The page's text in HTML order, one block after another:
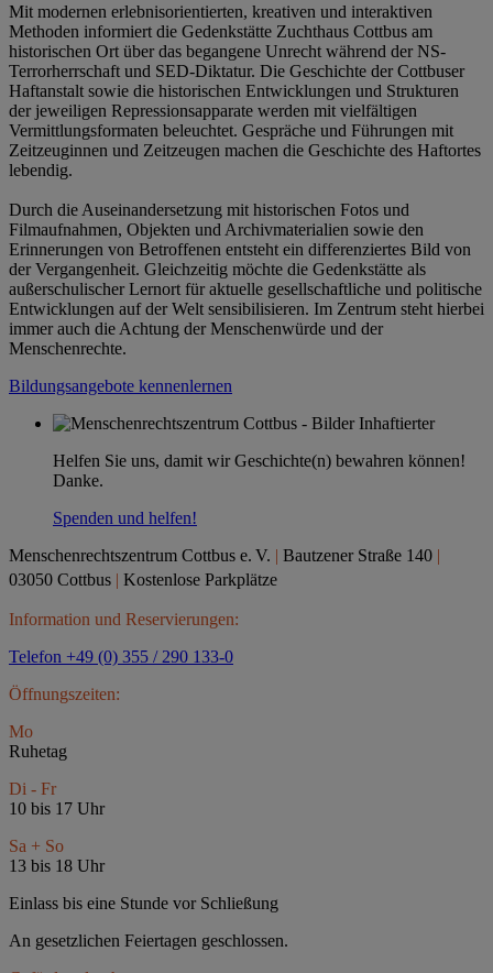
Mit modernen erlebnisorientierten, kreativen und interaktiven
Methoden informiert die Gedenkstätte Zuchthaus Cottbus am
historischen Ort über das begangene Unrecht während der NS-
Terrorherrschaft und SED-Diktatur. Die Geschichte der Cottbuser
Haftanstalt sowie die historischen Entwicklungen und Strukturen
der jeweiligen Repressionsapparate werden mit vielfältigen
Vermittlungsformaten beleuchtet. Gespräche und Führungen mit
Zeitzeuginnen und Zeitzeugen machen die Geschichte des Haftortes
lebendig.
Durch die Auseinandersetzung mit historischen Fotos und
Filmaufnahmen, Objekten und Archivmaterialien sowie den
Erinnerungen von Betroffenen entsteht ein differenziertes Bild von
der Vergangenheit. Gleichzeitig möchte die Gedenkstätte als
außerschulischer Lernort für aktuelle gesellschaftliche und politische
Entwicklungen auf der Welt sensibilisieren. Im Zentrum steht hierbei
immer auch die Achtung der Menschenwürde und der
Menschenrechte.
Bildungsangebote kennenlernen
Helfen Sie uns, damit wir Geschichte(n) bewahren können!
Danke.
Spenden und helfen!
Menschenrechtszentrum Cottbus e. V. | Bautzener Straße 140 |
03050 Cottbus | Kostenlose Parkplätze
Information und Reservierungen:
Telefon +49 (0) 355 / 290 133-0
Öffnungszeiten:
Mo
Ruhetag
Di - Fr
10 bis 17 Uhr
Sa + So
13 bis 18 Uhr
Einlass bis eine Stunde vor Schließung
An gesetzlichen Feiertagen geschlossen.